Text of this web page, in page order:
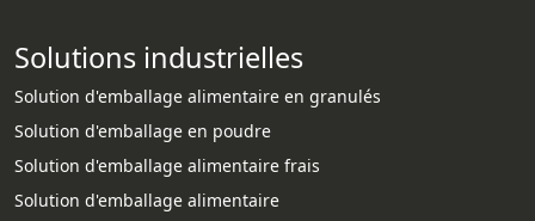
Solutions industrielles
Solution d'emballage alimentaire en granulés
Solution d'emballage en poudre
Solution d'emballage alimentaire frais
Solution d'emballage alimentaire